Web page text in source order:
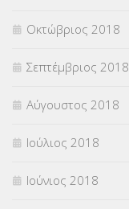
Οκτώβριος 2018
Σεπτέμβριος 2018
Αύγουστος 2018
Ιούλιος 2018
Ιούνιος 2018